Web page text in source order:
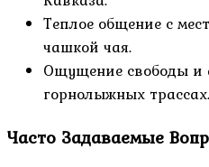
Теплое общение с
чашкой чая.
Ощущение свободы и
горнолыжных трассах.
Часто Задаваемые